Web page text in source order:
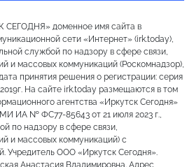
СЕГОДНЯ» доменное имя сайта в
сети «Интернет» (irk.today),
службой по надзору в сфере связи,
и массовых коммуникаций (Роскомнадзор),
принятия решения о регистрации: серия
На сайте irk.today размещаются в том
агентства «Иркутск Сегодня»
ИА № ФС77-85643 от 21 июля 2023 г.,
по надзору в сфере связи,
и массовых коммуникаций) с
Учредитель ООО «Иркутск Сегодня».
Анастасия Владимировна. Адрес